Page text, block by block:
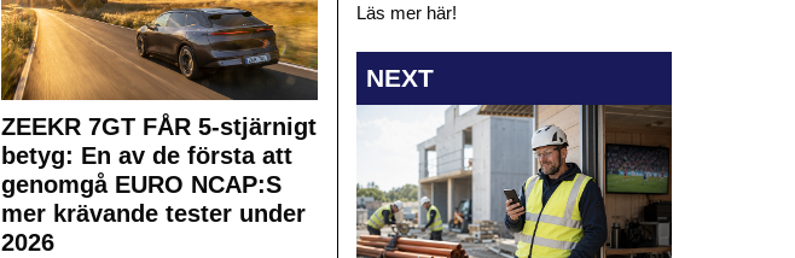
ZEEKR 7GT FÅR 5-stjärnigt
betyg: En av de första att
genomgå EURO NCAP:S
mer krävande tester under
2026
Läs mer här!
NEXT